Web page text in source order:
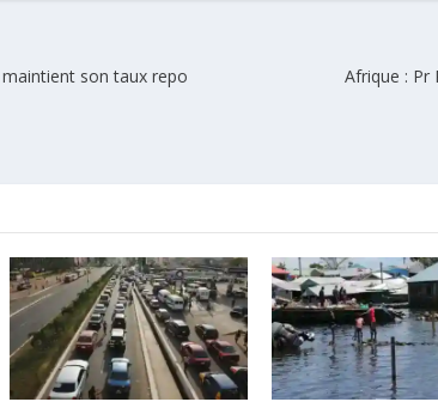
son taux repo
Afrique : Pr